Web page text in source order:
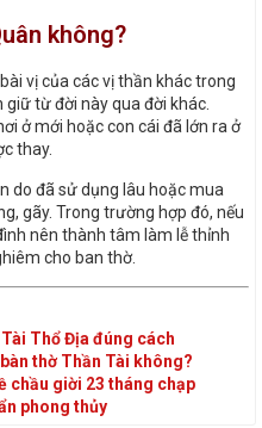
không?
vị của các vị thần khác trong
từ đời này qua đời khác.
ở mới hoặc con cái đã lớn ra ở
thay.
do đã sử dụng lâu hoặc mua
gãy. Trong trường hợp đó, nếu
nên thành tâm làm lễ thỉnh
cho ban thờ.
Thổ Địa đúng cách
thờ Thần Tài không?
chầu giời 23 tháng chạp
phong thủy